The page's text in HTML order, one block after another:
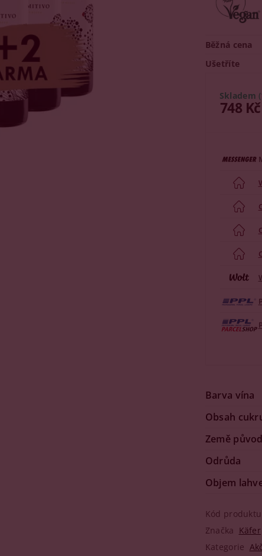
Skladem
Běžná cena
Ušetříte
748 Kč
Barva vína
Obsah
Země
Odrůda
Objem
Kód produktu
Značka Käfer
Kategorie